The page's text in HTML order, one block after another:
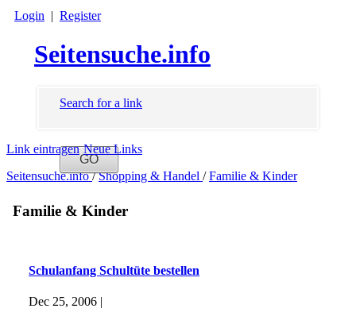
Login | Register
Seitensuche.info
Search for a link
Link eintragen Neue Links
Seitensuche.info/ Shopping & Handel / Familie & Kinder
Familie & Kinder
Schulanfang Schultüte bestellen
Dec 25, 2006 |